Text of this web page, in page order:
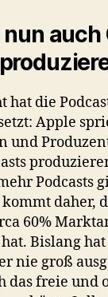
auch
hat die
Apple
und
Podcasts
daher,
60%
Bislang
nie groß
das freie und